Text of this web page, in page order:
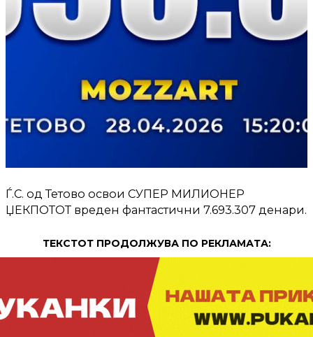
Ѓ.С. од Тетово освои СУПЕР МИЛИОНЕР
ЏЕКПОТОТ вреден фантастични 7.693.307 денари.
ТЕКСТОТ ПРОДОЛЖУВА ПО РЕКЛАМАТА: